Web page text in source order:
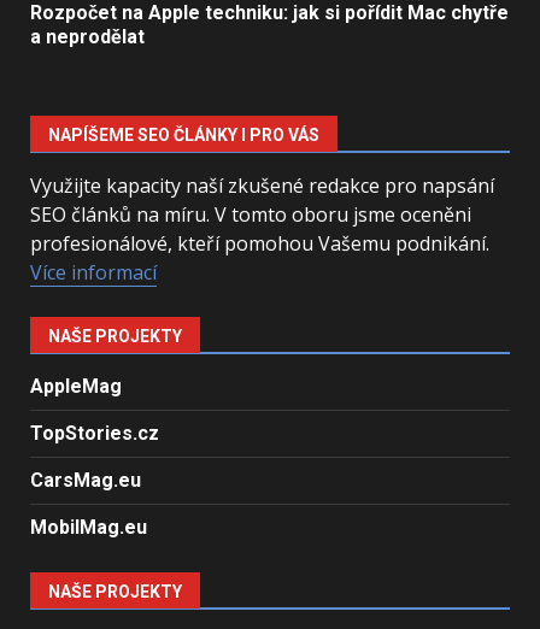
Rozpočet na Apple techniku: jak si pořídit Mac chytře
a neprodělat
NAPÍŠEME SEO ČLÁNKY I PRO VÁS
Využijte kapacity naší zkušené redakce pro napsání
SEO článků na míru. V tomto oboru jsme oceněni
profesionálové, kteří pomohou Vašemu podnikání.
Více informací
NAŠE PROJEKTY
AppleMag
TopStories.cz
CarsMag.eu
MobilMag.eu
NAŠE PROJEKTY